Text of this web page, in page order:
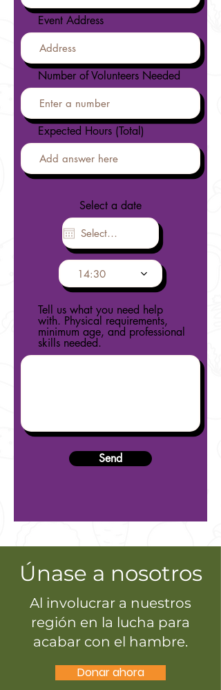
Event Address
Number of Volunteers Needed
Expected Hours (Total)
Select a date
14:30
Tell us what you need help
with. Physical requirements,
minimum age, and professional
skills needed.
Send
Únase a nosotros
Al involucrar a nuestros
región en la lucha para
acabar con el hambre.
Donar ahora